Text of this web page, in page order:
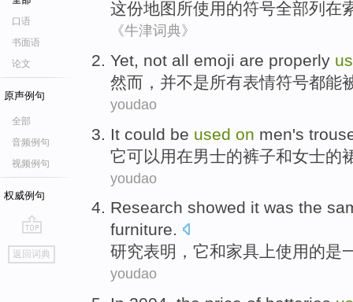
口语
书面语
论文
原声例句
全部
音频例句
视频例句
权威例句
go
top
返回词典
这份地图 所使用的符号全部列 在
《牛津词典》
Yet, not all emoji are properly
然而 ， 并不是所有表情符号都能
youdao
It could be used on men's
它可以 用在男士的裤子和女士的
youdao
Research showed it was the
furniture.
研究表明 ， 它和家具 上使用的是
youdao